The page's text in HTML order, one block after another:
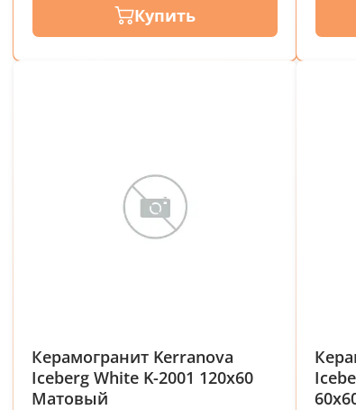
Купить
Керамогранит Kerranova
Iceberg White K-2001 120x60
Матовый